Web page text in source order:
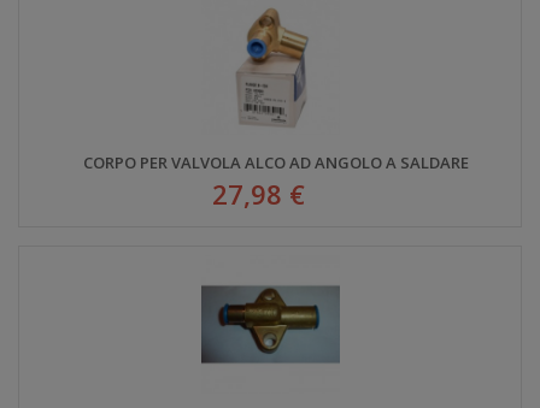
CORPO PER VALVOLA ALCO AD ANGOLO A SALDARE
27,98 €